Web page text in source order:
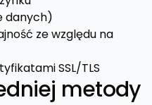
danych)
ze względu na
SSL/TLS
metody